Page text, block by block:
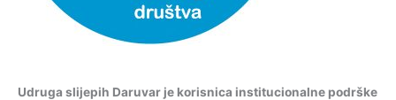
Udruga slijepih Daruvar je korisnica institucionalne podrške